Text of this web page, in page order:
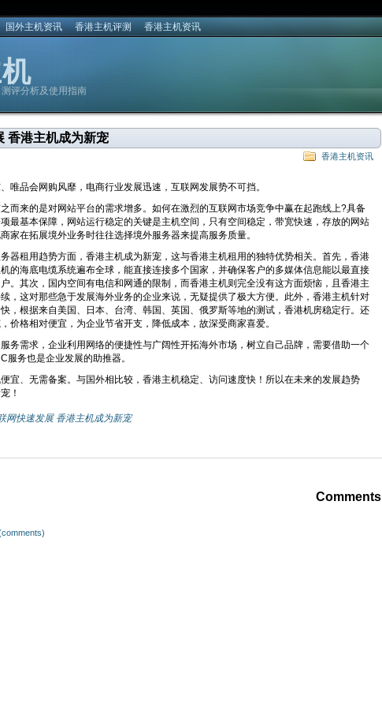
国外主机资讯 香港主机评测 香港主机资讯
评分析及使用指南
香港主机成为新宠
香港主机资讯
品会网购风靡，电商行业发展迅速，互联网发展势不可挡。
来的是对网站平台的需求增多。如何在激烈的互联网市场竞争中赢在起跑线上?具备
最基本保障，网站运行稳定的关键是主机空间，只有空间稳定，带宽快速，存放的网站
家在拓展境外业务时往往选择境外服务器来提高服务质量。
器租用趋势方面，香港主机成为新宠，这与香港主机租用的独特优势相关。首先，香港
的海底电缆系统遍布全球，能直接连接多个国家，并确保客户的多媒体信息能以最直接
。其次，国内空间有电信和网通的限制，而香港主机则完全没有这方面烦恼，且香港主
，这对那些急于发展海外业务的企业来说，无疑提供了极大方便。此外，香港主机针对
，根据来自美国、日本、台湾、韩国、英国、俄罗斯等地的测试，香港机房稳定行。还
价格相对便宜，为企业节省开支，降低成本，故深受商家喜爱。
务需求，企业利用网络的便捷性与广阔性开拓海外市场，树立自己品牌，需要借助一个
服务也是企业发展的助推器。
宜、无需备案。与国外相比较，香港主机稳定、访问速度快！所以在未来的发展趋势
！
网快速发展 香港主机成为新宠
Comments